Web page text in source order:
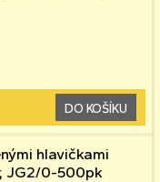
DO KOŠÍKU
hlavičkami
JG2/0-500pk